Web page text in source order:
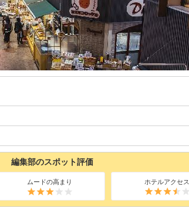
編集部のスポット評価
ムードの高まり ホテルアクセス